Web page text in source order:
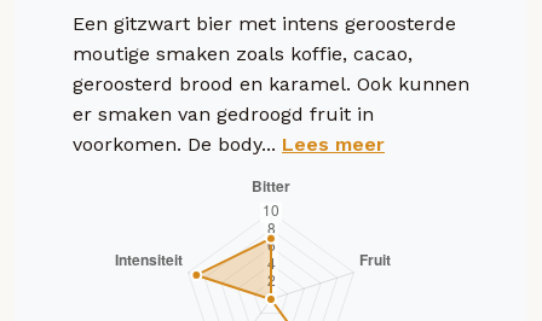
Een gitzwart bier met intens geroosterde
moutige smaken zoals koffie, cacao,
geroosterd brood en karamel. Ook kunnen
er smaken van gedroogd fruit in
voorkomen. De body... Lees meer